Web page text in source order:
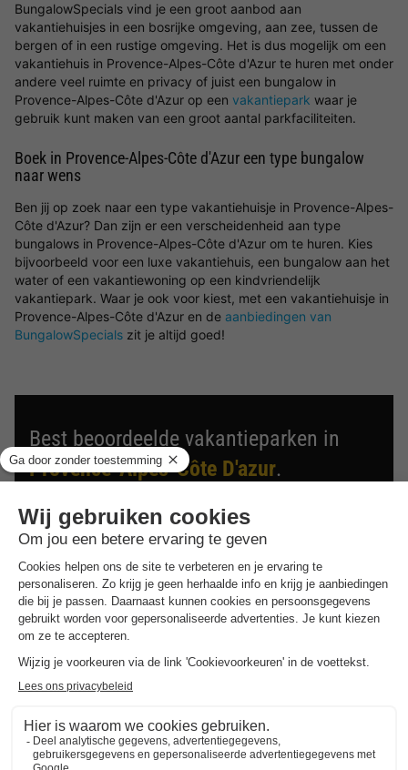
BungalowSpecials vind je een groot aanbod aan
vakantiehuisjes in een bosrijke omgeving, aan zee, tussen de
bergen of in een rustige omgeving. Het is dus mogelijk om een
vakantiehuis in Provence-Alpes-Côte d'Azur te huren met onder
andere veel ruimte en privacy of juist een bungalow in
Provence-Alpes-Côte d'Azur op een vakantiepark waar je
gebruik kunt maken van een groot aantal parkfaciliteiten.
Boek in Provence-Alpes-Côte d'Azur een type bungalow
naar wens
Ben jij op zoek naar een type vakantiehuisje in Provence-Alpes-
Côte d'Azur? Dan zijn er een verscheidenheid aan type
bungalows in Provence-Alpes-Côte d'Azur om te huren. Kies
bijvoorbeeld voor een luxe vakantiehuis, een bungalow aan het
water of een vakantiewoning op een kindvriendelijk
vakantiepark. Waar je ook voor kiest, met een vakantiehuisje in
Provence-Alpes-Côte d'Azur en de aanbiedingen van
BungalowSpecials zit je altijd goed!
Best beoordeelde vakantieparken in
Provence-Alpes-Côte D'azur.
Vind de selectie van vakantieparken in Provence-Alpes-
Côte D'azur met de beste reviews.
Camping Le Clos Des Oliviers ★★★★★